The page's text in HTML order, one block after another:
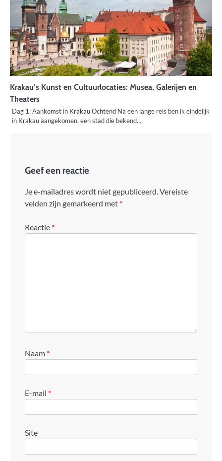
Krakau’s Kunst en Cultuurlocaties: Musea, Galerijen en
Theaters
Dag 1: Aankomst in Krakau Ochtend Na een lange reis ben ik eindelijk
in Krakau aangekomen, een stad die bekend…
Geef een reactie
Je e-mailadres wordt niet gepubliceerd. Vereiste
velden zijn gemarkeerd met *
Reactie *
Naam *
E-mail *
Site